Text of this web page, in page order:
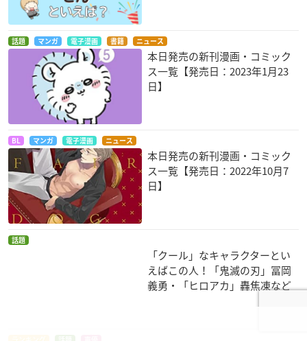
話題 マンガ 電子漫画 書籍 ニュース
本日発売の新刊漫画・コミック
ス一覧【発売日：2023年1月23
日】
BL マンガ 電子漫画 ニュース
本日発売の新刊漫画・コミック
ス一覧【発売日：2022年10月7
日】
話題
「クール」なキャラクターとい
えばこの人！「鬼滅の刃」冨岡
義勇・「ヒロアカ」轟焦凍など